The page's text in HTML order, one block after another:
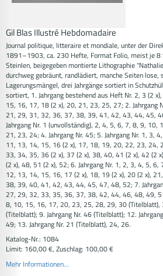
Gil Blas Illustré Hebdomadaire
Journal politique, litteraire et mondiale, unter der
1891–1903, ca. 230 Hefte, Format Folio, meist je 8
Steinlen, beigegeben montierte Lithographie
durchweg gebräunt, randlädiert, manche Seiten lose,
Lagerungsmängel, drei Jahrgänge sortiert in
sortiert, 1. Jahrgang bestehend aus Heft Nr. 2, 3 (2
15, 16, 17, 18 (2 x), 20, 21, 23, 25, 27; 2. Jahrgang
21, 29, 31, 32, 36, 37, 38, 39, 41, 42, 43, 44, 45,
Jahrgang Nr. 1 (unvollständig), 2, 4, 5, 6, 7, 8, 9,
21, 23, 24; 4. Jahrgang Nr. 45; 5. Jahrgang Nr. 1, 3,
11, 13, 14, 15, 16 (2 x), 17, 18, 19, 20, 22, 23, 24,
33, 34, 35, 36 (2 x), 37 (2 x), 38, 40, 41 (2 x), 42 (2
(2 x), 48, 51 (2 x), 52; 6. Jahrgang Nr. 1, 2, 3, 4, 5, 6,
12, 13, 14, 15, 16, 17 (2 x), 18, 19 (2 x), 20 (2 x),
38, 39, 40, 41, 42, 43, 44, 45, 47, 48, 52; 7.
27, 29, 32, 33, 35, 36, 37, 38, 42, 44, 46, 48, 49,
8, 10, 15, 16, 17, 20, 23, 25, 28, 29, 30
(Titelblatt); 9. Jahrgang Nr. 46 (Titelblatt); 12.
49; 13. Jahrgang Nr. 21 (Titelblatt), 24, 26.
Katalog-Nr.: 1084
Limit: 160,00 €, Zuschlag: 100,00 €
Mehr Informationen...